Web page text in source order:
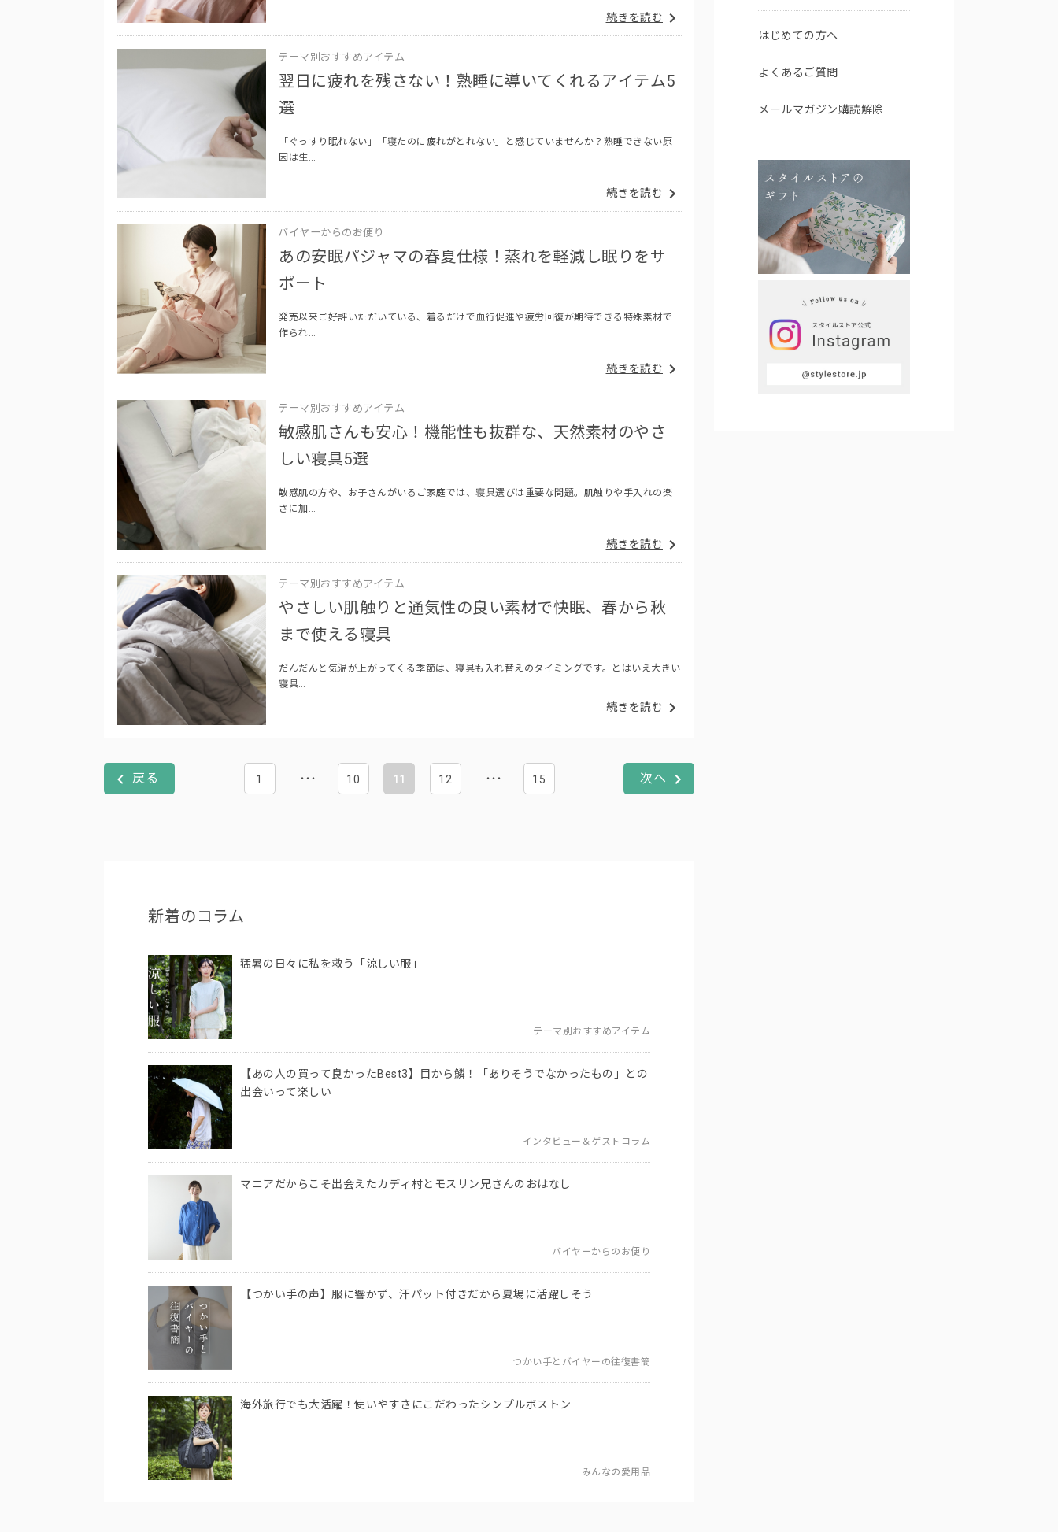
続きを読む
テーマ別おすすめアイテム
翌日に疲れを残さない！熟睡に導いてくれるアイテム5
選
「ぐっすり眠れない」「寝たのに疲れがとれない」と感じていませんか？熟睡できない原
因は生…
続きを読む
バイヤーからのお便り
あの安眠パジャマの春夏仕様！蒸れを軽減し眠りをサ
ポート
発売以来ご好評いただいている、着るだけで血行促進や疲労回復が期待できる特殊素材で
作られ…
続きを読む
テーマ別おすすめアイテム
敏感肌さんも安心！機能性も抜群な、天然素材のやさ
しい寝具5選
敏感肌の方や、お子さんがいるご家庭では、寝具選びは重要な問題。肌触りや手入れの楽
さに加…
続きを読む
テーマ別おすすめアイテム
やさしい肌触りと通気性の良い素材で快眠、春から秋
まで使える寝具
だんだんと気温が上がってくる季節は、寝具も入れ替えのタイミングです。とはいえ大きい
寝具…
続きを読む
1 10 11 12 15
新着のコラム
猛暑の日々に私を救う「涼しい服」
テーマ別おすすめアイテム
【あの人の買って良かったBest3】目から鱗！「ありそうでなかったもの」との
出会いって楽しい
インタビュー＆ゲストコラム
マニアだからこそ出会えたカディ村とモスリン兄さんのおはなし
バイヤーからのお便り
【つかい手の声】服に響かず、汗パット付きだから夏場に活躍しそう
つかい手とバイヤーの往復書簡
海外旅行でも大活躍！使いやすさにこだわったシンプルボストン
みんなの愛用品
はじめての方へ
よくあるご質問
メールマガジン購読解除